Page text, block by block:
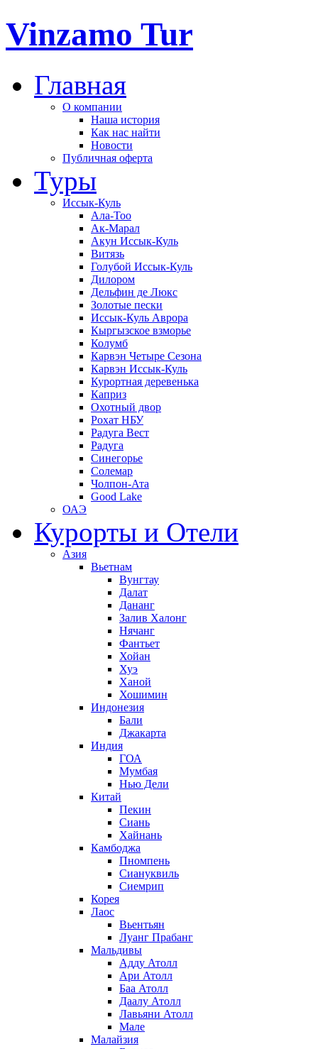
Vinzamo Tur
Главная
О компании
Наша история
Как нас найти
Новости
Публичная оферта
Туры
Иссык-Куль
Ала-Тоо
Ак-Марал
Акун Иссык-Куль
Витязь
Голубой Иссык-Куль
Дилором
Дельфин де Люкс
Золотые пески
Иссык-Куль Аврора
Кыргызское взморье
Колумб
Карвэн Четыре Сезона
Карвэн Иссык-Куль
Курортная деревенька
Каприз
Охотный двор
Рохат НБУ
Радуга Вест
Радуга
Синегорье
Солемар
Чолпон-Ата
Good Lake
ОАЭ
Курорты и Отели
Азия
Вьетнам
Вунгтау
Далат
Дананг
Залив Халонг
Нячанг
Фантьет
Хойан
Хуэ
Ханой
Хошимин
Индонезия
Бали
Джакарта
Индия
ГОА
Мумбая
Нью Дели
Китай
Пекин
Сиань
Хайнань
Камбоджа
Пномпень
Сиануквиль
Сиемрип
Корея
Лаос
Вьентьян
Луанг Прабанг
Мальдивы
Адду Атолл
Ари Атолл
Баа Атолл
Даалу Атолл
Лавьяни Атолл
Мале
Малайзия